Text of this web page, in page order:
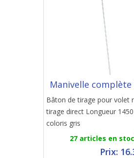
Manivelle complète
Bâton de tirage pour volet
tirage direct Longueur
coloris gris
27 articles en
Prix: